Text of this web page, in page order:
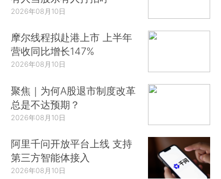
2026年08月10日
摩尔线程拟赴港上市 上半年
营收同比增长147%
2026年08月10日
聚焦｜为何A股退市制度改革
总是不达预期？
2026年08月10日
阿里千问开放平台上线 支持
第三方智能体接入
2026年08月10日